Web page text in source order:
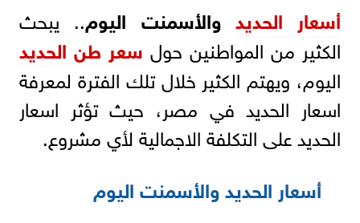
أسعار الحديد والأسمنت اليوم.. يبحث
الكثير من المواطنين حول سعر طن الحديد
اليوم، ويهتم الكثير خلال تلك الفترة لمعرفة
اسعار الحديد في مصر، حيث تؤثر اسعار
الحديد على التكلفة الاجمالية لأي مشروع.
أسعار الحديد والأسمنت اليوم